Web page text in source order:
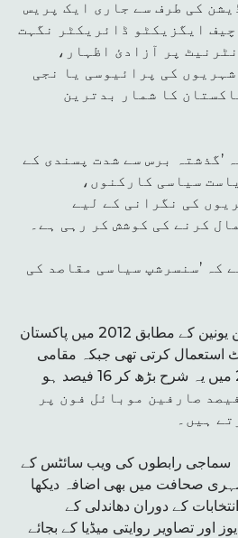
کی طرف سے جاری ایک پریس
ایگزیکٹو ڈائریکٹر نگہت
پر آزادئ اظہار،
کی پرائیوسی یا نجی
کا شمار بدترین
’گذشتہ برس سے شدت پسندی کے
سیاسی کارکنوں،
کی نگرانی کے لیے
کہ ’سنسرشپ سیاسی مقاصد کی
انٹرنیشنل ٹیلی کمیونکیشن یونین کے مطابق 2012 میں پاکستان
استعمال کرتی تھی جبکہ مقامی
میڈیا کا کہنا ہے کہ 2013 میں یہ شرح بڑھ کر 16 فیصد ہو
گئی ہے جس میں سے 8 فیصد صارفین موبائل فون پر
ہیں۔
سماجی رابطوں کی ویب سائٹس کے
صحافت میں بھی اضافہ دیکھا
کے دوران دھاندلی کے
اور تصاویر روایتی میڈیا کے بجائے